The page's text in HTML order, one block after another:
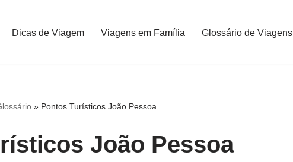
Dicas de Viagem Viagens em Família Glossário de Viagens
» Pontos Turísticos João Pessoa
João Pessoa